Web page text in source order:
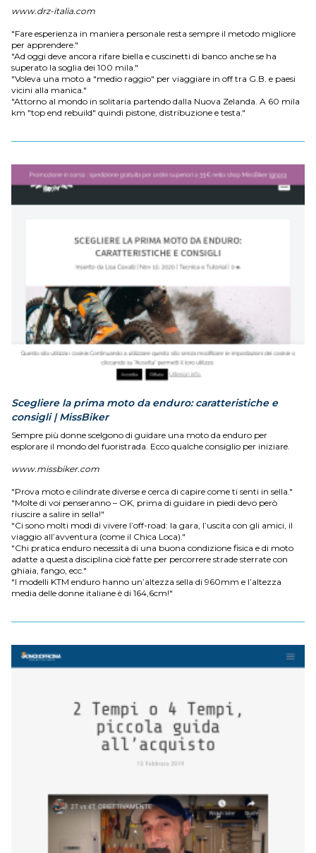
www.drz-italia.com
"Fare esperienza in maniera personale resta sempre il metodo migliore
per apprendere."
"Ad oggi deve ancora rifare biella e cuscinetti di banco anche se ha
superato la soglia dei 100 mila."
"Voleva una moto a "medio raggio" per viaggiare in off tra G.B. e paesi
vicini alla manica."
"Attorno al mondo in solitaria partendo dalla Nuova Zelanda. A 60 mila
km "top end rebuild" quindi pistone, distribuzione e testa."
Scegliere la prima moto da enduro: caratteristiche e
consigli | MissBiker
Sempre più donne scelgono di guidare una moto da enduro per
esplorare il mondo del fuoristrada. Ecco qualche consiglio per iniziare.
www.missbiker.com
"Prova moto e cilindrate diverse e cerca di capire come ti senti in sella."
"Molte di voi penseranno – OK, prima di guidare in piedi devo però
riuscire a salire in sella!"
"Ci sono molti modi di vivere l’off-road: la gara, l’uscita con gli amici, il
viaggio all’avventura (come il Chica Loca)."
"Chi pratica enduro necessita di una buona condizione fisica e di moto
adatte a questa disciplina cioè fatte per percorrere strade sterrate con
ghiaia, fango, ecc."
"I modelli KTM enduro hanno un’altezza sella di 960mm e l’altezza
media delle donne italiane è di 164,6cm!"